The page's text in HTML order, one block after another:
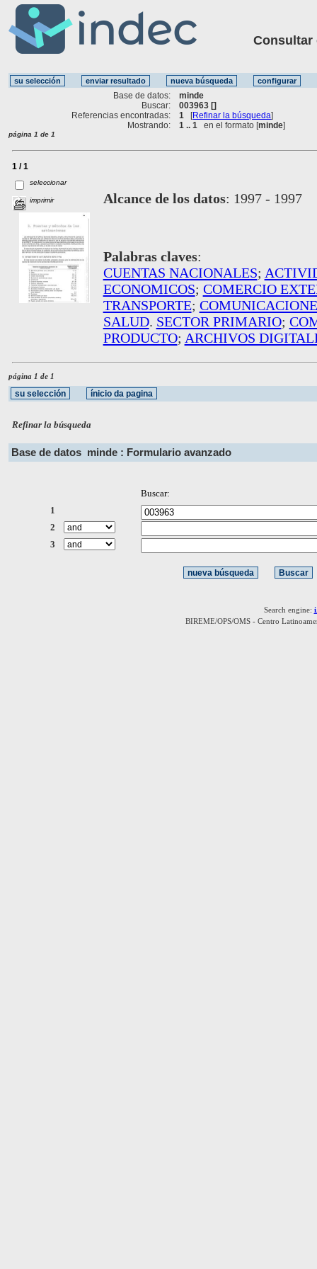
Consultar
Base de datos:
minde
Buscar:
003963 []
Referencias encontradas:
1 [Refinar la búsqueda]
Mostrando:
1 .. 1 en el formato [minde]
página 1 de 1
1 / 1
seleccionar
imprimir Alcance de los datos: 1997 - 1997
Palabras claves:
CUENTAS NACIONALES;
ECONOMICOS; COMERCIO
TRANSPORTE;
SALUD. SECTOR PRIMARIO;
PRODUCTO; ARCHIVOS
página 1 de 1
Refinar la búsqueda
Base de datos minde : Formulario avanzado
Buscar:
1
2
3
Search engine:
BIREME/OPS/OMS - Centro